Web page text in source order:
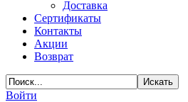
Доставка
Сертификаты
Контакты
Акции
Возврат
Войти